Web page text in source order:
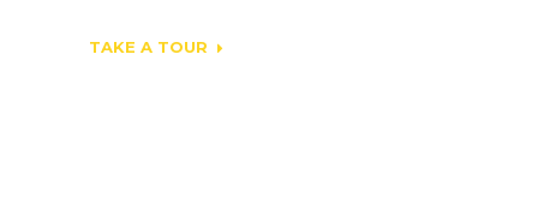
TAKE A TOUR